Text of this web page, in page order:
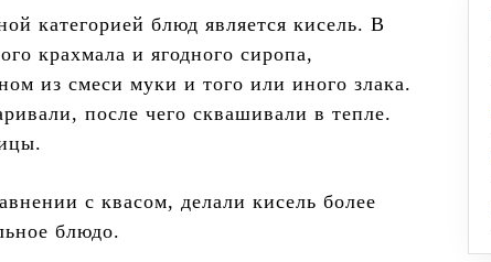
категорией блюд является кисель. В
крахмала и ягодного сиропа,
из смеси муки и того или иного злака.
после чего сквашивали в тепле.
с квасом, делали кисель более
блюдо.